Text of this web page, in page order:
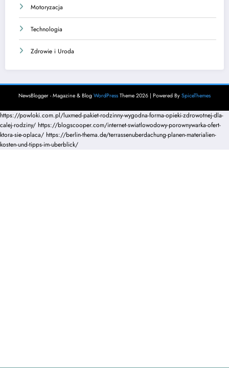
Motoryzacja
Technologia
Zdrowie i Uroda
NewsBlogger - Magazine & Blog WordPress Theme 2026 | Powered By SpiceThemes
https://powloki.com.pl/luxmed-pakiet-rodzinny-wygodna-forma-opieki-zdrowotnej-dla-
calej-rodziny/ https://blogscooper.com/internet-swiatlowodowy-porownywarka-ofert-
ktora-sie-oplaca/ https://berlin-thema.de/terrassenuberdachung-planen-materialien-
kosten-und-tipps-im-uberblick/